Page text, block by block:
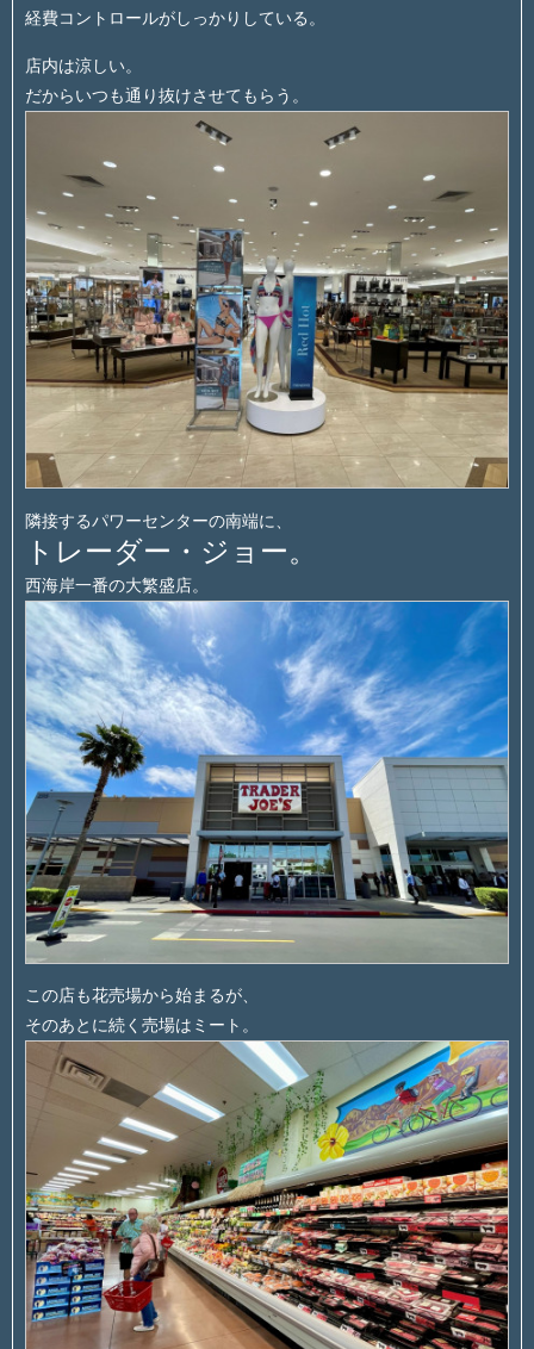
経費コントロールがしっかりしている。
店内は涼しい。
だからいつも通り抜けさせてもらう。
隣接するパワーセンターの南端に、
トレーダー・ジョー。
西海岸一番の大繁盛店。
この店も花売場から始まるが、
そのあとに続く売場はミート。